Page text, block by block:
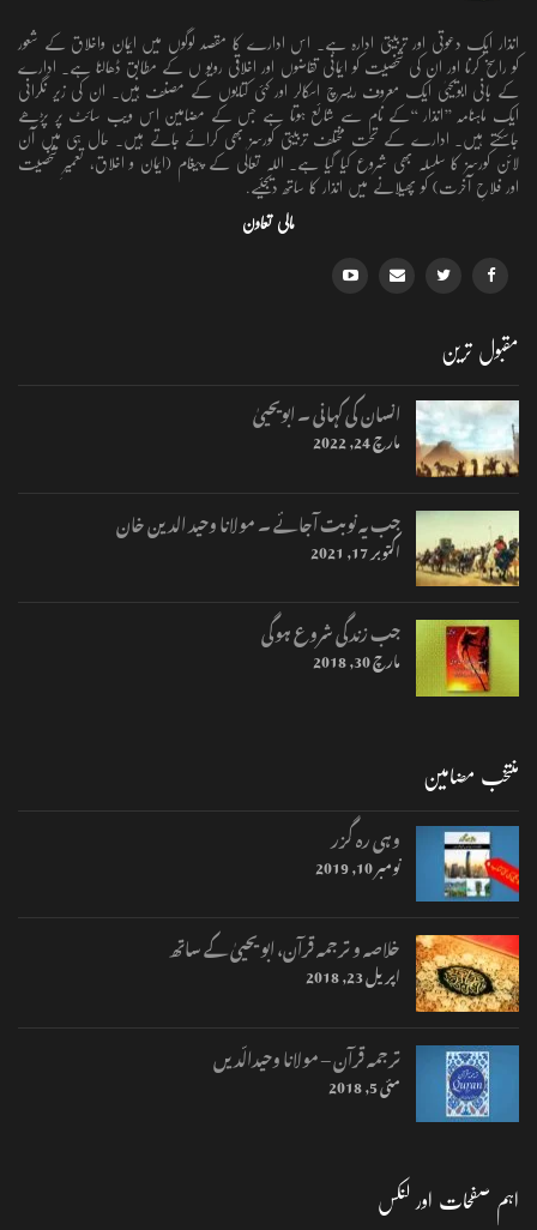
انذار ایک دعوتی اور تربیتی ادارہ ہے۔ اس ادارے کا مقصد لوگوں میں ایمان واخلاق کے شعور
کو راسخ کرنا اور ان کی شخصیت کو ایمانی تقاضوں اور اخلاقی رویو ں کے مطابق ڈھالنا ہے۔ ادارے
کے بانی ابویحییٰ ایک معروف ریسرچ اسکالر اور کئی کتابوں کے مصنف ہیں۔ ان کی زیر نگرانی
ایک ماہنامہ ’’انذار ‘‘کے نام سے شائع ہوتا ہے جس کے مضامین اس ویب سائٹ پر پڑھے
جاسکتے ہیں۔ ادارے کے تحت مختلف تربیتی کورسز بھی کرائے جاتے ہیں۔ حال ہی میں آن
لائن کورسز کا سلسلہ بھی شروع کیا گیا ہے۔ اللہ تعالٰی کے پیغام (ایمان و اخلاق، تعمیرِ شخصیت
اور فلاحِ آخرت) کو پھیلانے میں انذار کا ساتھ دیجئیے.
مالی تعاون
مقبول ترین
انسان کی کہانی ۔ ابویحییٰ
مارچ 24, 2022
جب یہ نوبت آجائے ۔ مولانا وحید الدین خان
اکتوبر 17, 2021
جب زندگی شروع ہوگی
مارچ 30, 2018
منتخب مضامین
وہی رہ گزر
نومبر 10, 2019
خلاصہ و ترجمہ قرآن، ابو یحییٰ کے ساتھ
اپریل 23, 2018
ترجمہ قرآن – مولانا وحیدالّدیں
مئی 5, 2018
اہم صفحات اور لنکس